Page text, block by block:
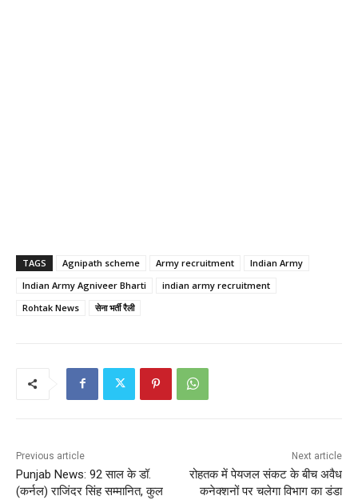
TAGS Agnipath scheme Army recruitment
Indian Army
Indian Army Agniveer Bharti
indian army recruitment
Rohtak News
सेना भर्ती रैली
Previous article
Punjab News: 92 साल के डॉ.
(कर्नल) राजिंदर सिंह सम्मानित, कुल
Next article
रोहतक में पेयजल संकट के बीच अवैध
कनेक्शनों पर चलेगा विभाग का डंडा